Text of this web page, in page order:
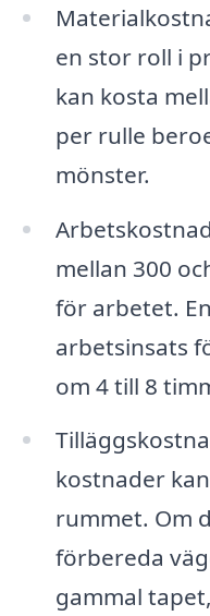
en stor roll i
kan kosta
per rulle
mönster.
mellan 300
för arbetet.
arbetsinsats
om 4 till 8
kostnader
rummet. Om
förbereda
gammal